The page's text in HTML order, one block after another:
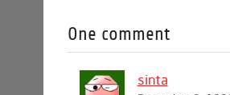
e
b
o
t
t
t
s
A
e
l
One comment
sinta